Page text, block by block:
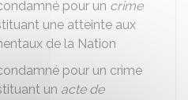
pour un crime
une atteinte aux
de la Nation
pour un crime
un acte de